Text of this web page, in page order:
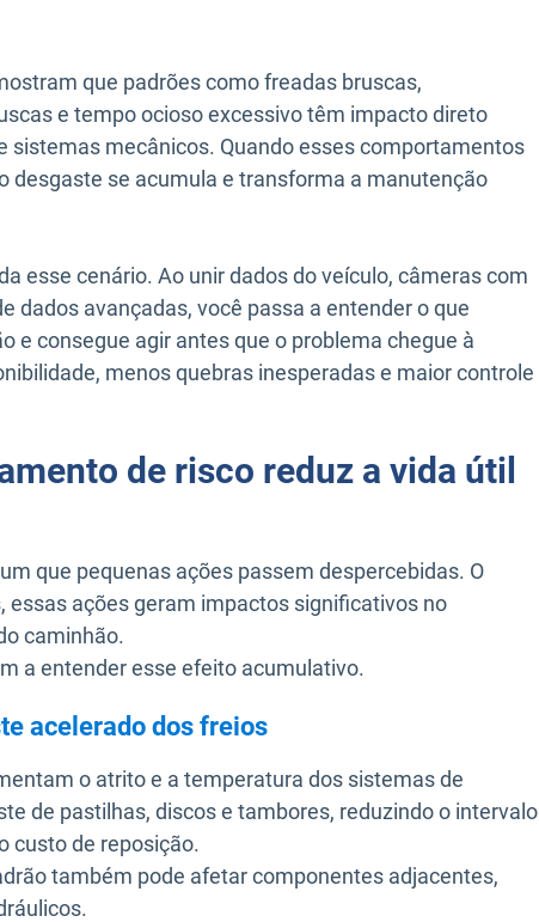
que padrões como freadas bruscas,
e tempo ocioso excessivo têm impacto direto
sistemas mecânicos. Quando esses comportamentos
desgaste se acumula e transforma a manutenção
esse cenário. Ao unir dados do veículo, câmeras com
dados avançadas, você passa a entender o que
e consegue agir antes que o problema chegue à
menos quebras inesperadas e maior controle
de risco reduz a vida útil
que pequenas ações passem despercebidas. O
essas ações geram impactos significativos no
caminhão.
a entender esse efeito acumulativo.
acelerado dos freios
o atrito e a temperatura dos sistemas de
de pastilhas, discos e tambores, reduzindo o intervalo
custo de reposição.
também pode afetar componentes adjacentes,